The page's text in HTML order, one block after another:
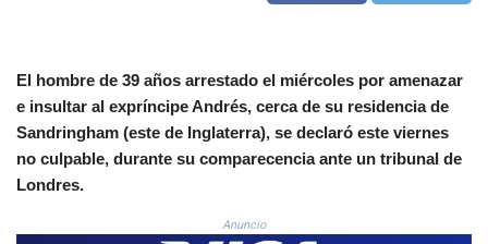
CUP 30.637594
CVE 110.26363
CZK 24.258158
DJF 205.267449
DZD 152.967099
El hombre de 39 años arrestado el miércoles por amenazar
e insultar al expríncipe Andrés, cerca de su residencia de
Sandringham (este de Inglaterra), se declaró este viernes
no culpable, durante su comparecencia ante un tribunal de
Londres.
Anuncio